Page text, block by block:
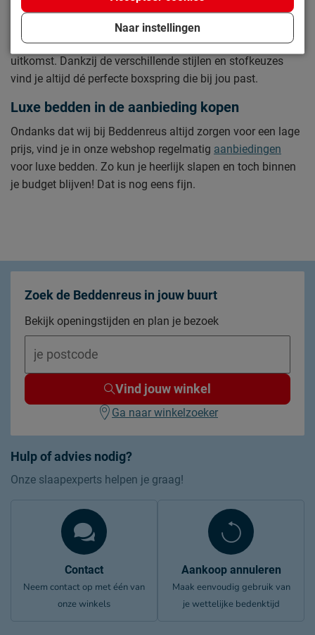
niet alleen luxe bedden met lattenbodems. Voor iemand die
écht op zoek is naar luxe comfort gecombineerd met een
prachtige uitstraling, is eenluxe boxspringdé perfecte
uitkomst. Dankzij de verschillende stijlen en stofkeuzes
vind je altijd dé perfecte boxspring die bij jou past.
Luxe bedden in de aanbieding kopen
Ondanks dat wij bij Beddenreus altijd zorgen voor een lage
prijs, vind je in onze webshop regelmatig aanbiedingen
voor luxe bedden. Zo kun je heerlijk slapen en toch binnen
je budget blijven! Dat is nog eens fijn.
Hulp of advies nodig?
Onze slaapexperts helpen je graag!
Contact
Neem contact op met één van
onze winkels
Aankoop annuleren
Maak eenvoudig gebruik van
je wettelijke bedenktijd
Zoek de Beddenreus in jouw buurt
Bekijk openingstijden en plan je bezoek
Vind jouw winkel
Ga naar winkelzoeker
Naar instellingen